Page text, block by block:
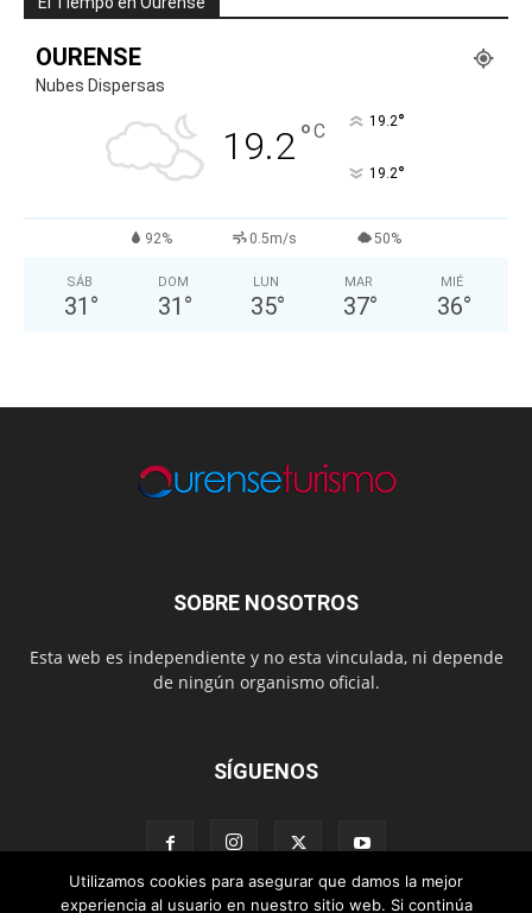
OURENSE
Nubes Dispersas
19.2°C 19.2°
19.2°
92% 0.5m/s 50%
SÁB
31 °
DOM
31 °
LUN
35°
MAR
37°
MIÉ
36°
SOBRE NOSOTROS
Esta web es independiente y no esta vinculada, ni depende
de ningún organismo oficial.
SÍGUENOS
Utilizamos cookies para asegurar que damos la mejor
experiencia al usuario en nuestro sitio web. Si continúa